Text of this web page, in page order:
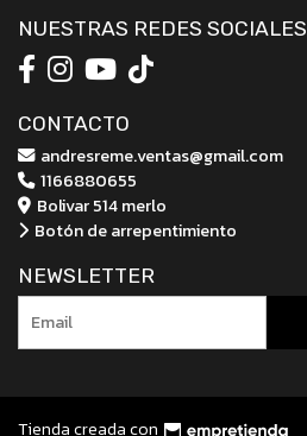
NUESTRAS REDES SOCIALES
CONTACTO
andresreme.ventas@gmail.com
1166880655
Bolivar 514 merlo
Botón de arrepentimiento
NEWSLETTER
Tienda creada con